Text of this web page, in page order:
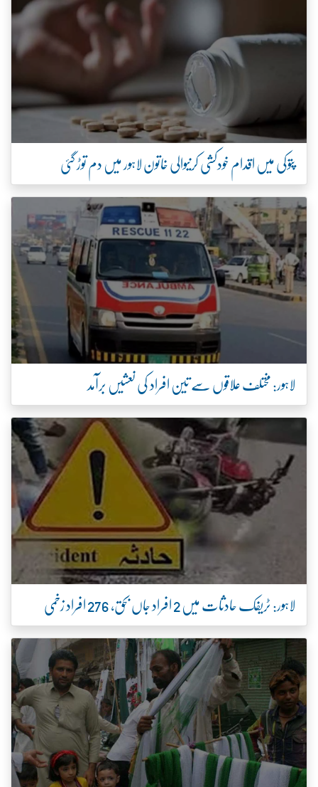
پتوکی میں اقدام خودکشی کرنیوالی خاتون لاہور میں دم توڑ گئی
لاہور: مختلف علاقوں سے تین افراد کی نعشیں برآمد
لاہور: ٹریفک حادثات میں 2 افراد جاں بحق، 276 افراد زخمی